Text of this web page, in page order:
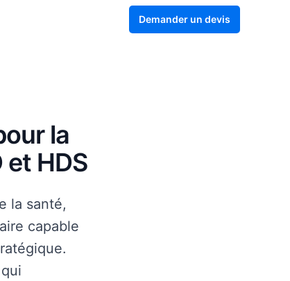
Demander un devis
la
HDS
la santé,
capable